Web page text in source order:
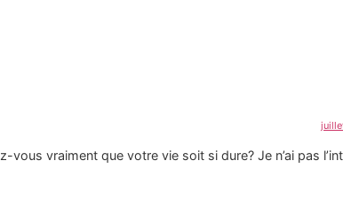
vraiment que votre vie soit si dure? Je n’ai pas